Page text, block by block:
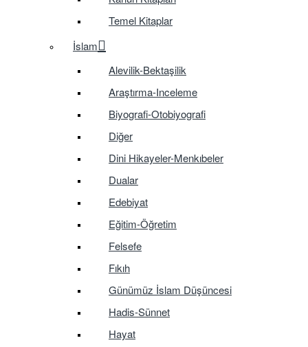
Temel Kitaplar
İslam
Alevilik-Bektaşilik
Araştırma-Inceleme
Biyografi-Otobiyografi
Diğer
Dini Hikayeler-Menkıbeler
Dualar
Edebiyat
Eğitim-Öğretim
Felsefe
Fıkıh
Günümüz İslam Düşüncesi
Hadis-Sünnet
Hayat